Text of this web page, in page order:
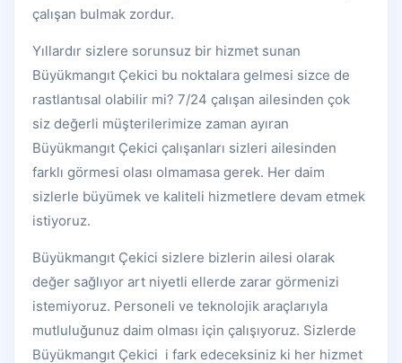
çalışan bulmak zordur.
Yıllardır sizlere sorunsuz bir hizmet sunan
Büyükmangıt Çekici bu noktalara gelmesi sizce de
rastlantısal olabilir mi? 7/24 çalışan ailesinden çok
siz değerli müşterilerimize zaman ayıran
Büyükmangıt Çekici çalışanları sizleri ailesinden
farklı görmesi olası olmamasa gerek. Her daim
sizlerle büyümek ve kaliteli hizmetlere devam etmek
istiyoruz.
Büyükmangıt Çekici sizlere bizlerin ailesi olarak
değer sağlıyor art niyetli ellerde zarar görmenizi
istemiyoruz. Personeli ve teknolojik araçlarıyla
mutluluğunuz daim olması için çalışıyoruz. Sizlerde
Büyükmangıt Çekici i fark edeceksiniz ki her hizmet